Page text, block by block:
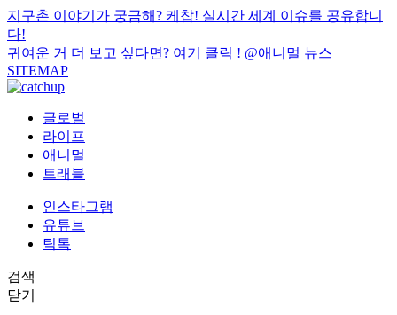
지구촌 이야기가 궁금해? 케찹! 실시간 세계 이슈를 공유합니
다!
귀여운 거 더 보고 싶다면? 여기 클릭 ! @애니멀 뉴스
SITEMAP
글로벌
라이프
애니멀
트래블
인스타그램
유튜브
틱톡
검색
닫기